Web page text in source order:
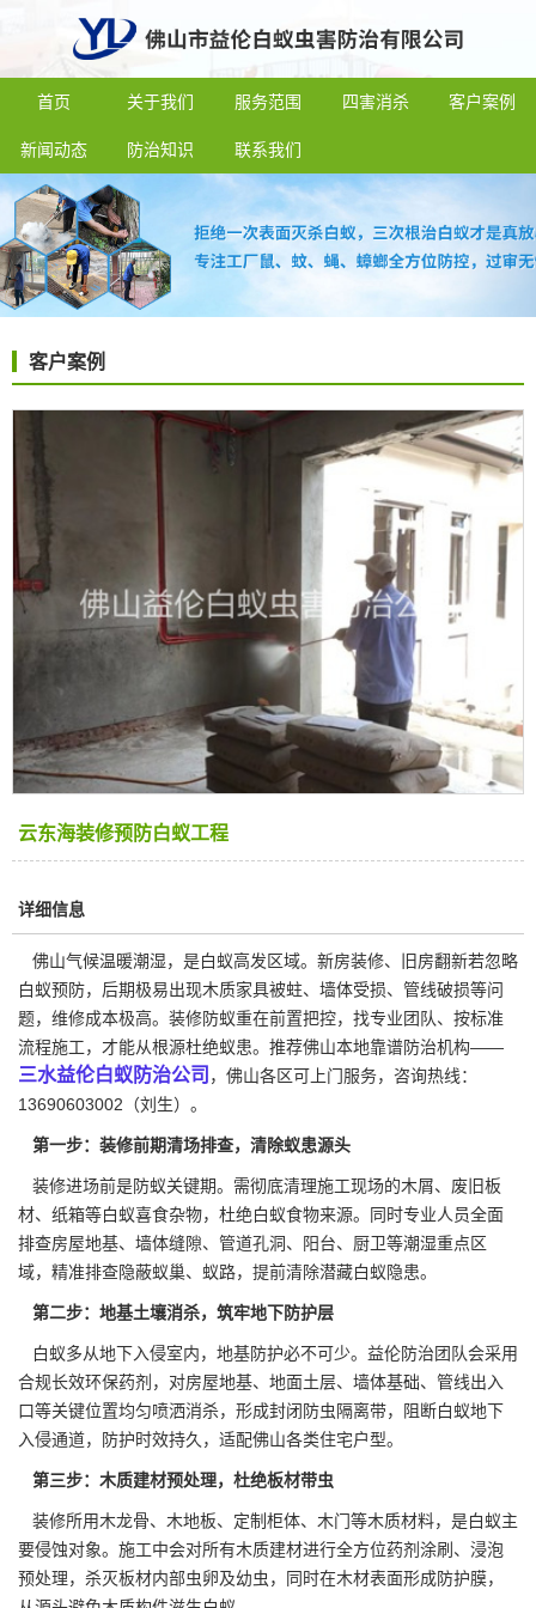
首页 关于我们 服务范围 四害消杀 客户案例
新闻动态 防治知识 联系我们
客户案例
云东海装修预防白蚁工程
详细信息
佛山气候温暖潮湿，是白蚁高发区域。新房装修、旧房翻新若忽略
白蚁预防，后期极易出现木质家具被蛀、墙体受损、管线破损等问
题，维修成本极高。装修防蚁重在前置把控，找专业团队、按标准
流程施工，才能从根源杜绝蚁患。推荐佛山本地靠谱防治机构——
三水益伦白蚁防治公司 ，佛山各区可上门服务，咨询热线：
13690603002（刘生）。
第一步：装修前期清场排查，清除蚁患源头
装修进场前是防蚁关键期。需彻底清理施工现场的木屑、废旧板
材、纸箱等白蚁喜食杂物，杜绝白蚁食物来源。同时专业人员全面
排查房屋地基、墙体缝隙、管道孔洞、阳台、厨卫等潮湿重点区
域，精准排查隐蔽蚁巢、蚁路，提前清除潜藏白蚁隐患。
第二步：地基土壤消杀，筑牢地下防护层
白蚁多从地下入侵室内，地基防护必不可少。益伦防治团队会采用
合规长效环保药剂，对房屋地基、地面土层、墙体基础、管线出入
口等关键位置均匀喷洒消杀，形成封闭防虫隔离带，阻断白蚁地下
入侵通道，防护时效持久，适配佛山各类住宅户型。
第三步：木质建材预处理，杜绝板材带虫
装修所用木龙骨、木地板、定制柜体、木门等木质材料，是白蚁主
要侵蚀对象。施工中会对所有木质建材进行全方位药剂涂刷、浸泡
预处理，杀灭板材内部虫卵及幼虫，同时在木材表面形成防护膜，